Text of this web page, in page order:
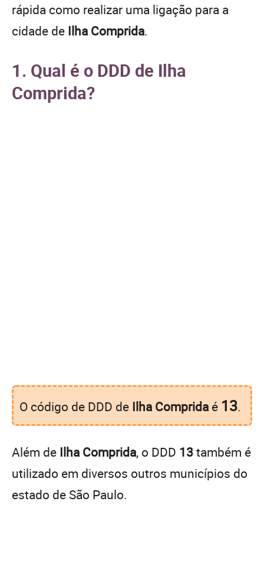
rápida como realizar uma ligação para a
cidade de Ilha Comprida.
1. Qual é o DDD de Ilha
Comprida?
O código de DDD de Ilha Comprida é 13.
Além de Ilha Comprida, o DDD 13também é
utilizado em diversos outros municípios do
estado de São Paulo.